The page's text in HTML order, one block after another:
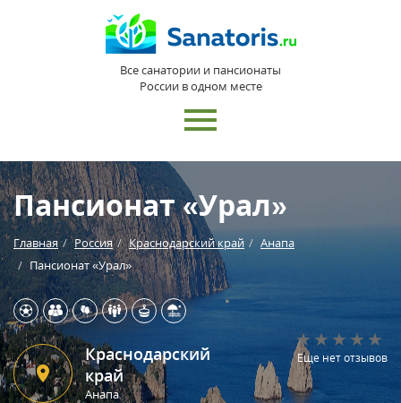
Все санатории и пансионаты
России в одном месте
Пансионат «Урал»
Главная Россия Краснодарский край
Анапа
Пансионат «Урал»
Краснодарский
край
Анапа
Еще нет отзывов